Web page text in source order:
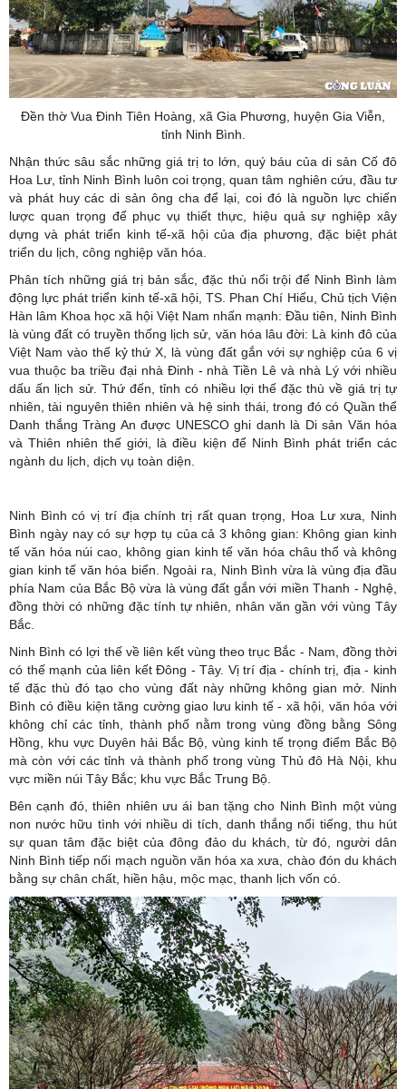
Đền thờ Vua Đinh Tiên Hoàng, xã Gia Phương, huyện Gia Viễn,
tỉnh Ninh Bình.
Nhận thức sâu sắc những giá trị to lớn, quý báu của di sản Cố đô
Hoa Lư, tỉnh Ninh Bình luôn coi trọng, quan tâm nghiên cứu, đầu tư
và phát huy các di sản ông cha để lại, coi đó là nguồn lực chiến
lược quan trọng để phục vụ thiết thực, hiệu quả sự nghiệp xây
dựng và phát triển kinh tế-xã hội của địa phương, đặc biệt phát
triển du lịch, công nghiệp văn hóa.
Phân tích những giá trị bản sắc, đặc thù nổi trội để Ninh Bình làm
động lực phát triển kinh tế-xã hội, TS. Phan Chí Hiếu, Chủ tịch Viện
Hàn lâm Khoa học xã hội Việt Nam nhấn mạnh: Đầu tiên, Ninh Bình
là vùng đất có truyền thống lịch sử, văn hóa lâu đời: Là kinh đô của
Việt Nam vào thế kỷ thứ X, là vùng đất gắn với sự nghiệp của 6 vị
vua thuộc ba triều đại nhà Đinh - nhà Tiền Lê và nhà Lý với nhiều
dấu ấn lịch sử. Thứ đến, tỉnh có nhiều lợi thế đặc thù về giá trị tự
nhiên, tài nguyên thiên nhiên và hệ sinh thái, trong đó có Quần thể
Danh thắng Tràng An được UNESCO ghi danh là Di sản Văn hóa
và Thiên nhiên thế giới, là điều kiện để Ninh Bình phát triển các
ngành du lịch, dịch vụ toàn diện.
Ninh Bình có vị trí địa chính trị rất quan trọng, Hoa Lư xưa, Ninh
Bình ngày nay có sự hợp tụ của cả 3 không gian: Không gian kinh
tế văn hóa núi cao, không gian kinh tế văn hóa châu thổ và không
gian kinh tế văn hóa biển. Ngoài ra, Ninh Bình vừa là vùng địa đầu
phía Nam của Bắc Bộ vừa là vùng đất gắn với miền Thanh - Nghệ,
đồng thời có những đặc tính tự nhiên, nhân văn gần với vùng Tây
Bắc.
Ninh Bình có lợi thế về liên kết vùng theo trục Bắc - Nam, đồng thời
có thế mạnh của liên kết Đông - Tây. Vị trí địa - chính trị, địa - kinh
tế đặc thù đó tạo cho vùng đất này những không gian mở. Ninh
Bình có điều kiện tăng cường giao lưu kinh tế - xã hội, văn hóa với
không chỉ các tỉnh, thành phố nằm trong vùng đồng bằng Sông
Hồng, khu vực Duyên hải Bắc Bộ, vùng kinh tế trọng điểm Bắc Bộ
mà còn với các tỉnh và thành phố trong vùng Thủ đô Hà Nội, khu
vực miền núi Tây Bắc; khu vực Bắc Trung Bộ.
Bên cạnh đó, thiên nhiên ưu ái ban tặng cho Ninh Bình một vùng
non nước hữu tình với nhiều di tích, danh thắng nổi tiếng, thu hút
sự quan tâm đặc biệt của đông đảo du khách, từ đó, người dân
Ninh Bình tiếp nối mạch nguồn văn hóa xa xưa, chào đón du khách
bằng sự chân chất, hiền hậu, mộc mạc, thanh lịch vốn có.